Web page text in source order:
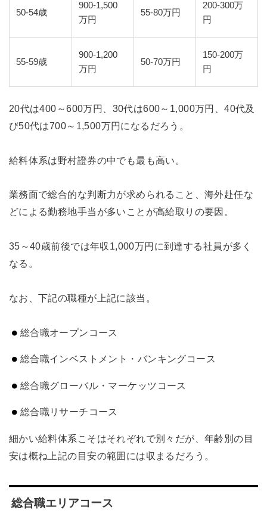
50-54歳
900-1,500
万円
55-80万円
200-300万
円
55-59歳
900-1,200
万円
50-70万円
150-200万
円
20代は400～600万円、30代は600～1,000万円、40代及
び50代は700～1,500万円になるだろう。
給料体系は野村證券の中でも最も高い。
業務面で総合的な判断力が求められること、海外赴任な
どによる勤務地手当が多いことが高給取りの要因。
35～40歳前後では年収1,000万円に到達する社員が多く
なる。
なお、下記の職種が上記に該当。
総合職オープンコース
総合職インベストメント・バンキングコース
総合職グローバル・マーケッツコース
総合職リサーチコース
細かい給料体系こそはそれぞれで別々だが、年齢別の目
安は概ね上記の目安の範囲には収まるだろう。
総合職エリアコース